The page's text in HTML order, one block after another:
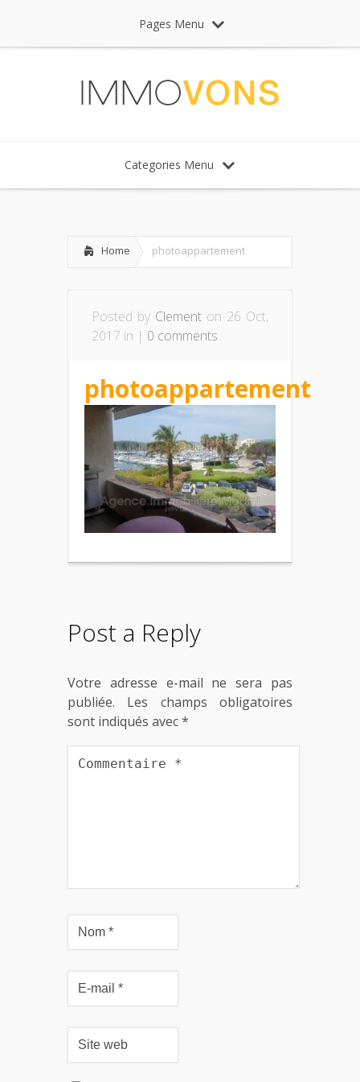
Pages Menu
Categories Menu
Home photoappartement
Posted by Clement on 26 Oct,
2017 in | 0 comments
photoappartement
Post a Reply
Votre adresse e-mail ne sera pas
publiée.
Les champs obligatoires
sont indiqués avec*